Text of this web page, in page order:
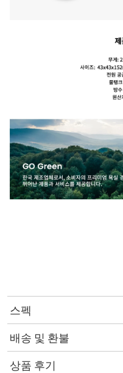
스펙
배송 및 환불
상품 후기